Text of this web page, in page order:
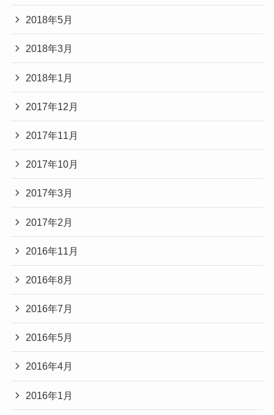
2018年5月
2018年3月
2018年1月
2017年12月
2017年11月
2017年10月
2017年3月
2017年2月
2016年11月
2016年8月
2016年7月
2016年5月
2016年4月
2016年1月